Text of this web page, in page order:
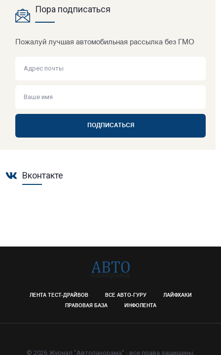
Пора подписаться
Пожалуй лучшая автомобильная рассылка без ГМО
ПОДПИСАТЬСЯ
Вконтакте
ЛЕНТА ТЕСТ-ДРАЙВОВ ВСЕ АВТО-ГУРУ
ЛАЙФХАКИ
ПРАВОВАЯ БАЗА
ИНФОЛЕНТА
© 2026 Журнал "Автопанорама" - все права защищены.